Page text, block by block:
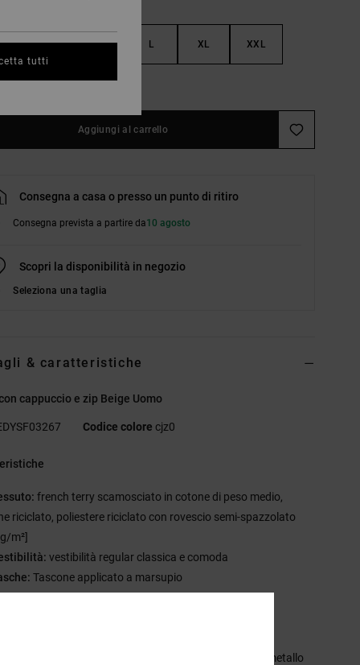
S M L XL XXL
la guida alle taglie
Aggiungi al carrello
Consegna a casa o presso un punto di ritiro
Consegna prevista a partire da10 agosto
Scopri la disponibilità in negozio
Seleziona una taglia
& caratteristiche
cappuccio e zip Beige Uomo
Codice colore cjz0
french terry scamosciato in cotone di peso medio,
riciclato, poliestere riciclato con rovescio semi-spazzolato
m²]
vestibilità regular classica e comoda
Tascone applicato a marsupio
metallici e coulisse piatte con punte marcate in metallo
tutti